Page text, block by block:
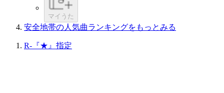
マイうた
安全地帯の人気曲ランキングをもっとみる
R-『★』指定